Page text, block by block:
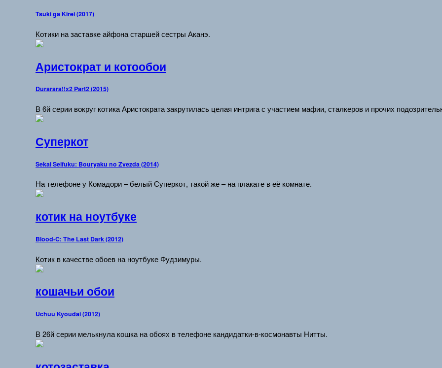
Tsuki ga Kirei (2017)
Котики на заставке айфона старшей сестры Аканэ.
Аристократ и котообои
Durarara!!x2 Part2 (2015)
В 6й серии вокруг котика Аристократа закрутилась целая интрига с участием мафии, сталкеров и прочих
Суперкот
Sekai Seifuku: Bouryaku no Zvezda (2014)
На телефоне у Комадори – белый Суперкот, такой же – на плакате в её комнате.
котик на ноутбуке
Blood-C: The Last Dark (2012)
Котик в качестве обоев на ноутбуке Фудзимуры.
кошачьи обои
Uchuu Kyoudai (2012)
В 26й серии мелькнула кошка на обоях в телефоне кандидатки-в-космонавты Нитты.